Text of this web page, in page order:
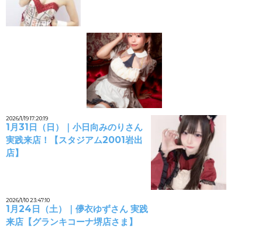
2026/1/19 17:20:19
1月31日（日）｜小日向みのりさん
実践来店！【スタジアム2001岩出
店】
2026/1/10 23:47:10
1月24日（土）｜儚衣ゆずさん 実践
来店【グランキコーナ堺店さま】